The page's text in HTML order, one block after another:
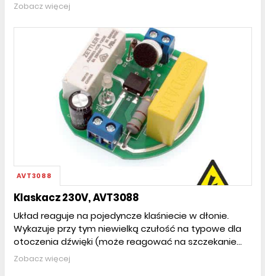
Zobacz więcej
AVT3088
Klaskacz 230V, AVT3088
Układ reaguje na pojedyncze klaśniecie w dłonie.
Wykazuje przy tym niewielką czułość na typowe dla
otoczenia dźwięki (może reagować na szczekanie...
Zobacz więcej